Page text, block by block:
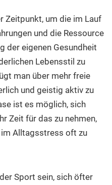
Zeitpunkt, um die im Lauf
und die Ressource
der eigenen Gesundheit
Lebensstil zu
man über mehr freie
und geistig aktiv zu
ist es möglich, sich
Zeit für das zu nehmen,
Alltagsstress oft zu
Sport sein, sich öfter